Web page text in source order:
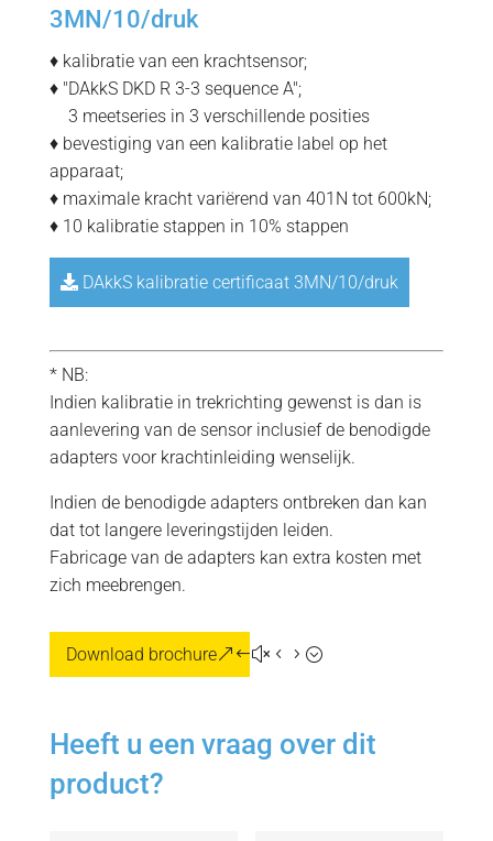
3MN/10/druk
♦ kalibratie van een krachtsensor;
♦ "DAkkS DKD R 3-3 sequence A";
3 meetseries in 3 verschillende posities
♦ bevestiging van een kalibratie label op het
apparaat;
♦ maximale kracht variërend van 401N tot 600kN;
♦ 10 kalibratie stappen in 10% stappen
DAkkS kalibratie certificaat 3MN/10/druk
* NB:
Indien kalibratie in trekrichting gewenst is dan is
aanlevering van de sensor inclusief de benodigde
adapters voor krachtinleiding wenselijk.
Indien de benodigde adapters ontbreken dan kan
dat tot langere leveringstijden leiden.
Fabricage van de adapters kan extra kosten met
zich meebrengen.
Download brochure
Heeft u een vraag over dit
product?